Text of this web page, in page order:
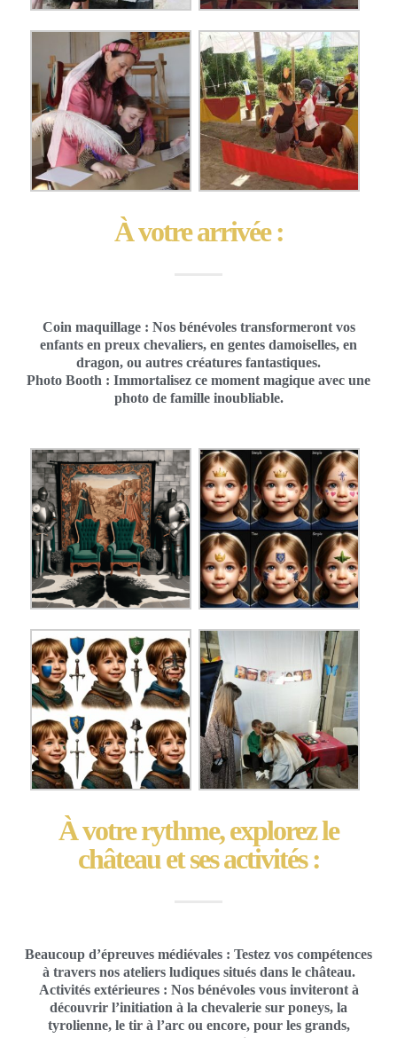
À votre arrivée :
Coin maquillage : Nos bénévoles transformeront vos
enfants en preux chevaliers, en gentes damoiselles, en
dragon, ou autres créatures fantastiques.
Photo Booth : Immortalisez ce moment magique avec une
photo de famille inoubliable.
À votre rythme, explorez le
château et ses activités :
Beaucoup d’épreuves médiévales : Testez vos compétences
à travers nos ateliers ludiques situés dans le château.
Activités extérieures : Nos bénévoles vous inviteront à
découvrir l’initiation à la chevalerie sur poneys, la
tyrolienne, le tir à l’arc ou encore, pour les grands,